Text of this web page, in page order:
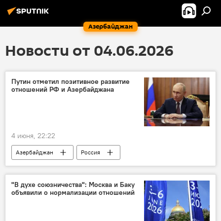
Азербайджан
Новости от 04.06.2026
Путин отметил позитивное развитие
отношений РФ и Азербайджана
4 июня, 22:22
Азербайджан Россия
"В духе союзничества": Москва и Баку
объявили о нормализации отношений